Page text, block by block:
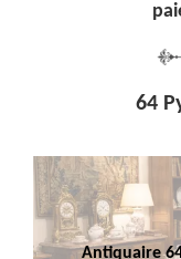
64
Antiquaire